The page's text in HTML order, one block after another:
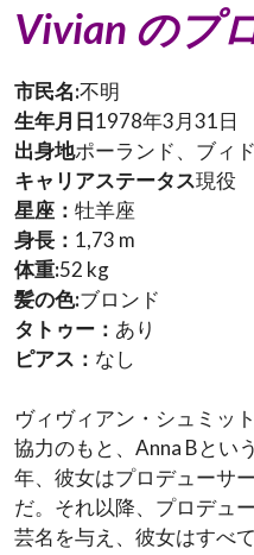
Vivian のプ
市民名:不明
生年月日1978年3月31日
出身地ポーランド、ブィ
キャリアステータス現役
星座： 牡羊座
身長： 1,73 m
体重:52 kg
髪の色:ブロンド
タトゥー： あり
ピアス： なし
ヴィヴィアン・シュミッ
協力のもと、Anna Bとい
年、彼女はプロデューサ
だ。それ以降、プロデュ
芸名を与え、彼女はすべ